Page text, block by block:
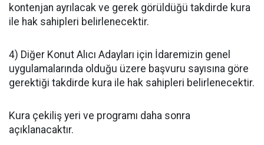
kontenjan ayrılacak ve gerek görüldüğü takdirde kura
ile hak sahipleri belirlenecektir.
4) Diğer Konut Alıcı Adayları için İdaremizin genel
uygulamalarında olduğu üzere başvuru sayısına göre
gerektiği takdirde kura ile hak sahipleri belirlenecektir.
Kura çekiliş yeri ve programı daha sonra
açıklanacaktır.